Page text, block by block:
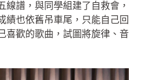
線譜，與同學組建了自救會，
績也依舊吊車尾，只能自己回
喜歡的歌曲，試圖將旋律、音